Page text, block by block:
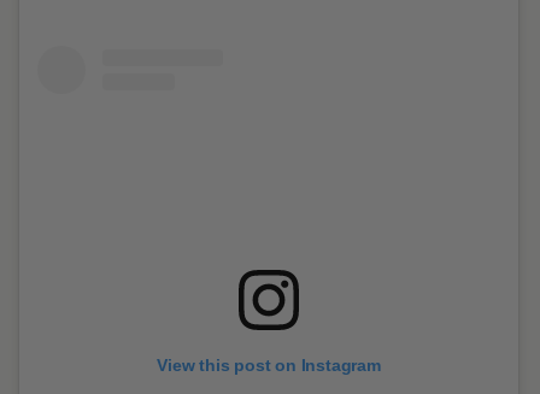
View this post on Instagram